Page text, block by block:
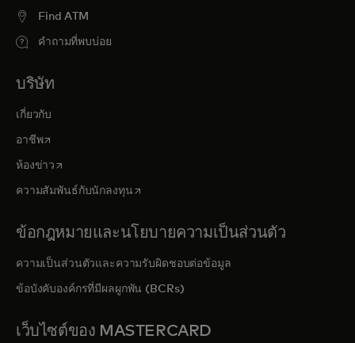
Find ATM
คำถามที่พบบ่อย
บริษัท
เกี่ยวกับ
อาชีพopens in a new tab
ห้องข่าว opens in a new tab
ความสัมพันธ์กับนักลงทุน opens in a new tab
ข้อกฎหมายและนโยบายความเป็นส่วนตัว
ความเป็นส่วนตัวและความรับผิดชอบต่อข้อมูล
ข้อบังคับองค์กรที่มีผลผูกพัน (BCRs)
เว็บไซต์ของ MASTERCARD